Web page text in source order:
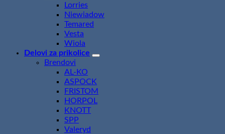
Lorries
Niewiadow
Temared
Vesta
Wiola
Delovi za prikolice
Brendovi
AL-KO
ASPOCK
FRISTOM
HORPOL
KNOTT
SPP
Valeryd